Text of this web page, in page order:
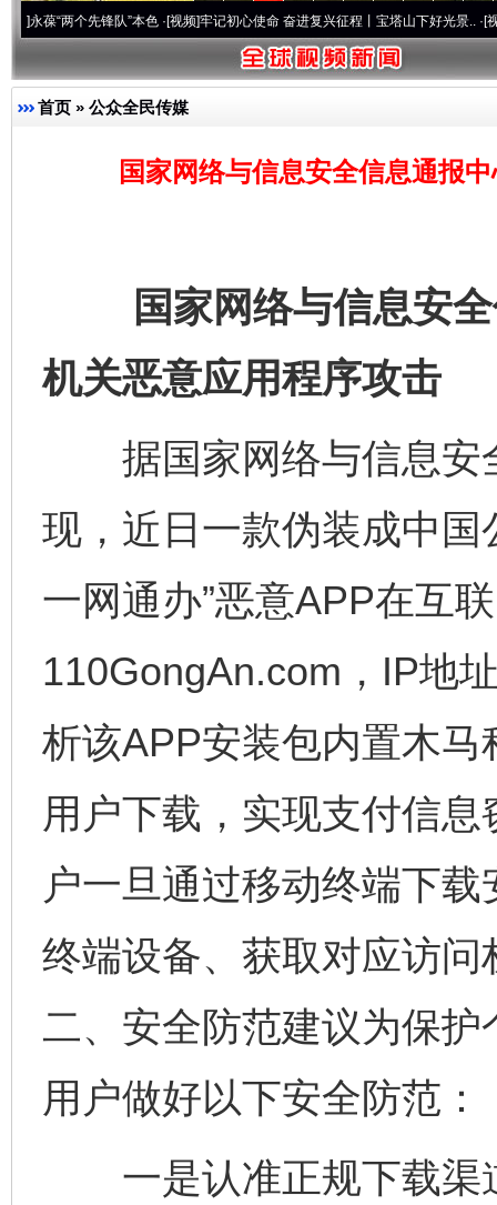
个先锋队”本色·[视频]牢记初心使命 奋进复兴征程丨宝塔山下好光景..·[视频]因党而
首页 » 公众全民传媒
国家网络与信息安全信息通报
国家网络与信息安全
机关恶意应用程序攻击
据国家网络与信息安
现，近日一款伪装成中国
一网通办”恶意APP在互
110GongAn.com，IP地
析该APP安装包内置木
用户下载，实现支付信
户一旦通过移动终端下
终端设备、获取对应访
二、安全防范建议为保
用户做好以下安全防范：
一是认准正规下载渠